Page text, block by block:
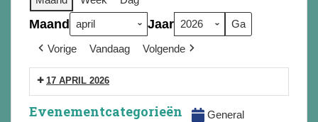
Maand Jaar
Vorige Vandaag Volgende
17 APRIL 2026
Evenementcategorieën General